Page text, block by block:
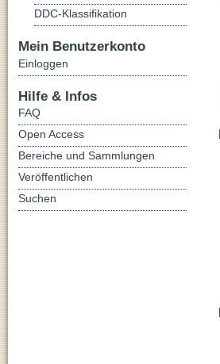
DDC-Klassifikation
Mein Benutzerkonto
Einloggen
Hilfe & Infos
FAQ
Open Access
Bereiche und Sammlungen
Veröffentlichen
Suchen